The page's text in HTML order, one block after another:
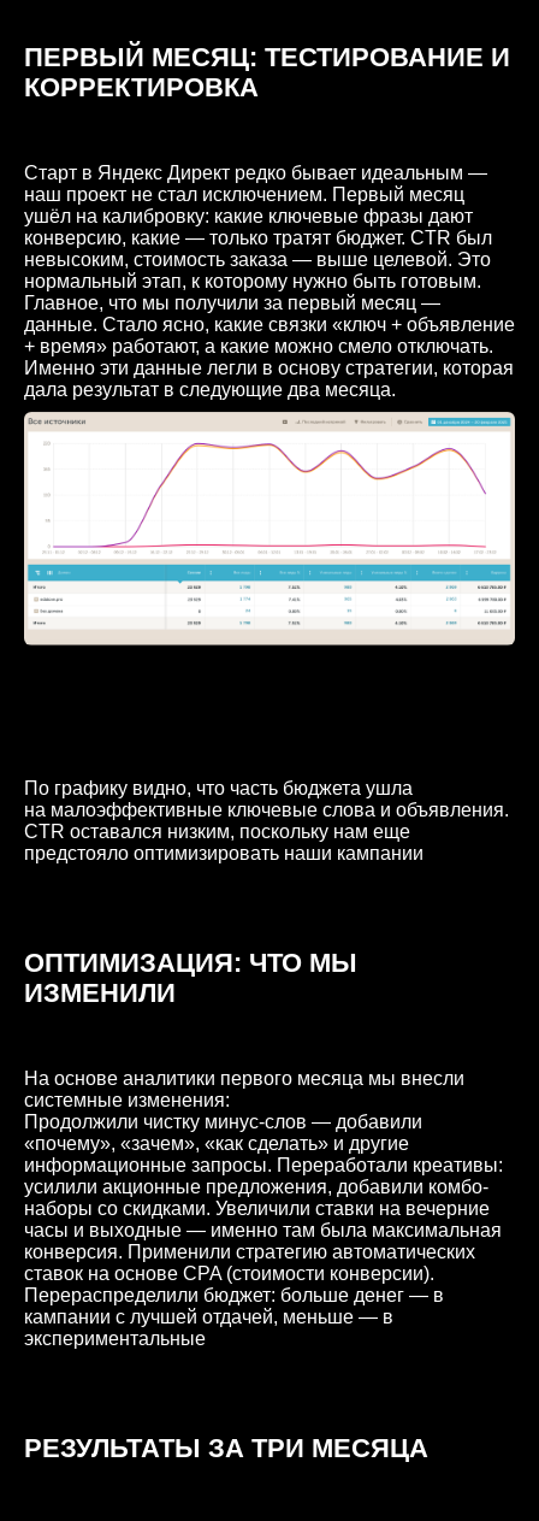
ПЕРВЫЙ МЕСЯЦ: ТЕСТИРОВАНИЕ И
КОРРЕКТИРОВКА
Старт в Яндекс Директ редко бывает идеальным —
наш проект не стал исключением. Первый месяц
ушёл на калибровку: какие ключевые фразы дают
конверсию, какие — только тратят бюджет. CTR был
невысоким, стоимость заказа — выше целевой. Это
нормальный этап, к которому нужно быть готовым.
Главное, что мы получили за первый месяц —
данные. Стало ясно, какие связки «ключ + объявление
+ время» работают, а какие можно смело отключать.
Именно эти данные легли в основу стратегии, которая
дала результат в следующие два месяца.
По графику видно, что часть бюджета ушла
на малоэффективные ключевые слова и объявления.
CTR оставался низким, поскольку нам еще
предстояло оптимизировать наши кампании
ОПТИМИЗАЦИЯ: ЧТО МЫ
ИЗМЕНИЛИ
На основе аналитики первого месяца мы внесли
системные изменения:
Продолжили чистку минус-слов — добавили
«почему», «зачем», «как сделать» и другие
информационные запросы. Переработали креативы:
усилили акционные предложения, добавили комбо-
наборы со скидками. Увеличили ставки на вечерние
часы и выходные — именно там была максимальная
конверсия. Применили стратегию автоматических
ставок на основе CPA (стоимости конверсии).
Перераспределили бюджет: больше денег — в
кампании с лучшей отдачей, меньше — в
экспериментальные
РЕЗУЛЬТАТЫ ЗА ТРИ МЕСЯЦА